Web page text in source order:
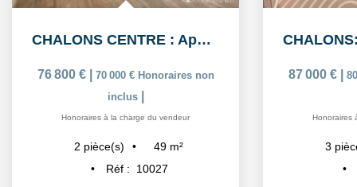
CHALONS CENTRE : Appartement duplex de 49,33m²
76 800 € 70 000 € Honoraires non
inclus
Honoraires à la charge du vendeur
2 pièce(s) 49 m²
Réf :
10027
87 000 €
Honoraires
3